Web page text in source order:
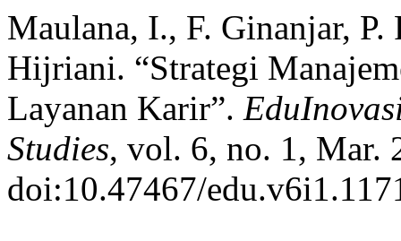
Maulana, I., F. Ginanjar,
Hijriani. “Strategi
Layanan Karir”.
Studies, vol. 6, no. 1, Mar.
doi:10.47467/